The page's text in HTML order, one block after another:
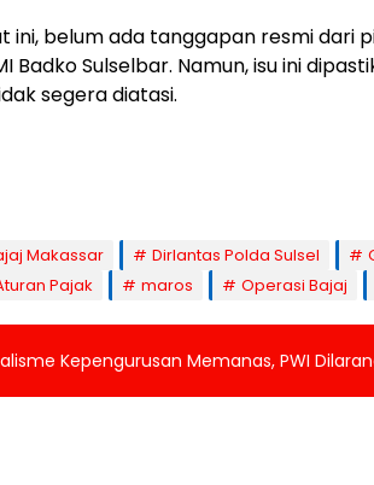
ini, belum ada tanggapan resmi dari
Badko Sulselbar. Namun, isu ini
segera diatasi.
Makassar Dirlantas Polda Sulsel
Pajak
maros Operasi Bajaj
Kepengurusan Memanas, PWI